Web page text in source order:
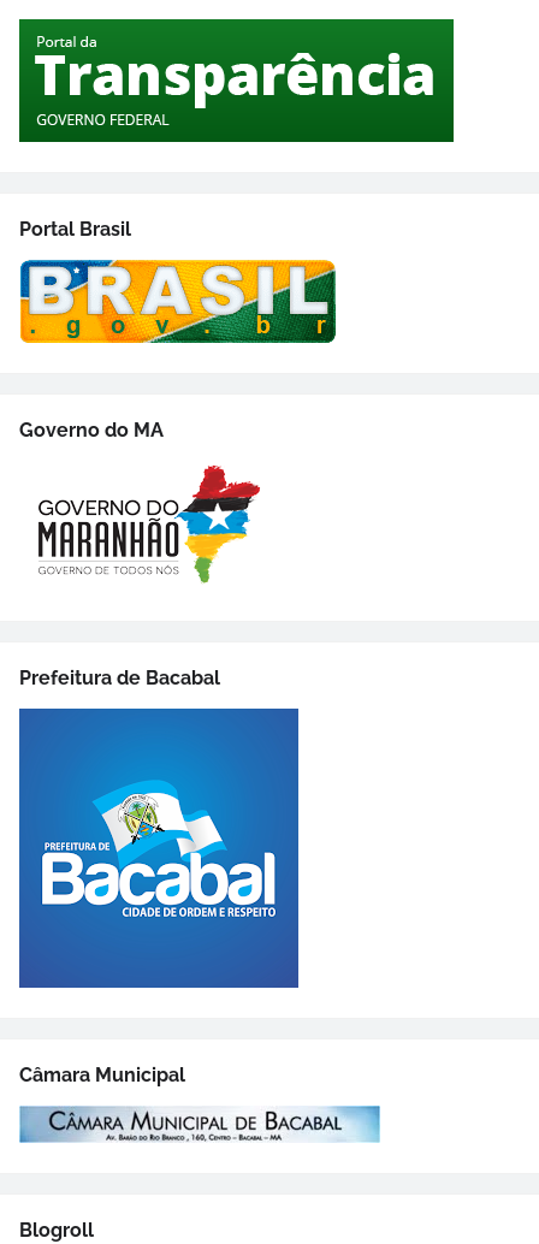
Portal Brasil
Governo do MA
Prefeitura de Bacabal
Câmara Municipal
Blogroll